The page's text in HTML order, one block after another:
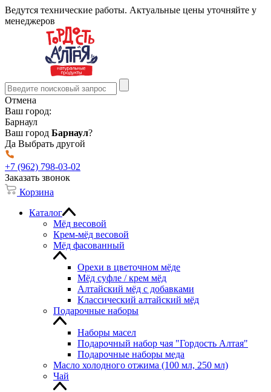
Ведутся технические работы. Актуальные цены уточняйте у
менеджеров
Отмена
Ваш город:
Барнаул
Ваш город Барнаул?
Да Выбрать другой
+7 (962) 798-03-02
Заказать звонок
Корзина
Каталог
Мёд весовой
Крем-мёд весовой
Мёд фасованный
Орехи в цветочном мёде
Мёд суфле / крем мёд
Алтайский мёд с добавками
Классический алтайский мёд
Подарочные наборы
Наборы масел
Подарочный набор чая "Гордость Алтая"
Подарочные наборы меда
Масло холодного отжима (100 мл, 250 мл)
Чай